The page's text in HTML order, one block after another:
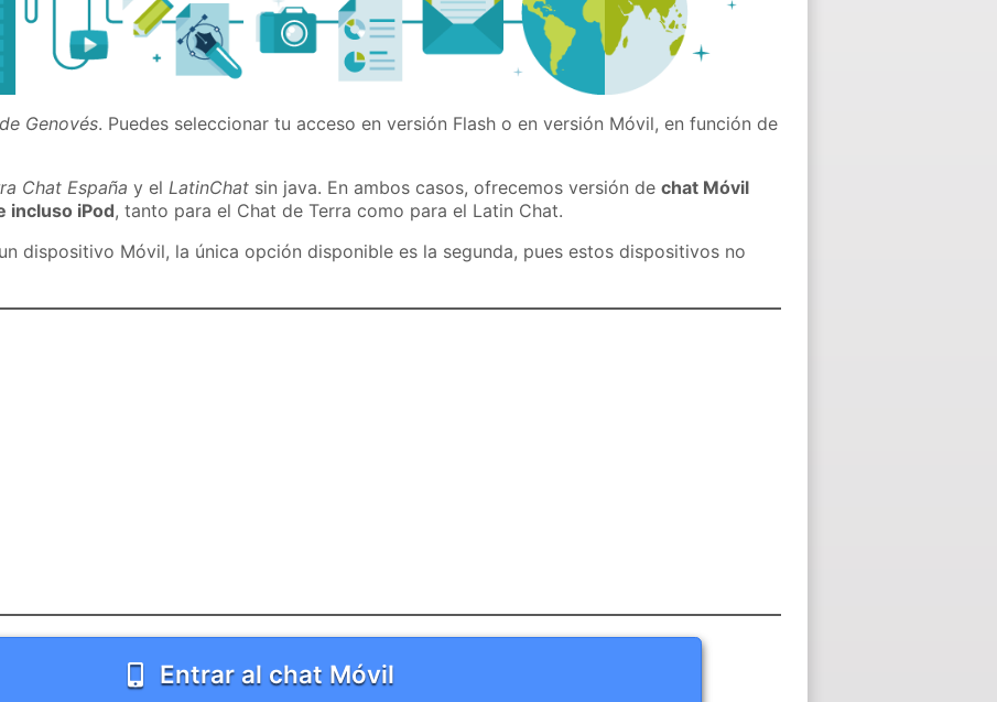
Genovés. Puedes seleccionar tu acceso en versión Flash o en versión Móvil, en función de
Chat España y elLatinChat sin java. En ambos casos, ofrecemos versión dechat Móvil
incluso iPod, tanto para el Chat de Terra como para el Latin Chat.
dispositivo Móvil, la única opción disponible es la segunda, pues estos dispositivos no
Entrar al chat Móvil